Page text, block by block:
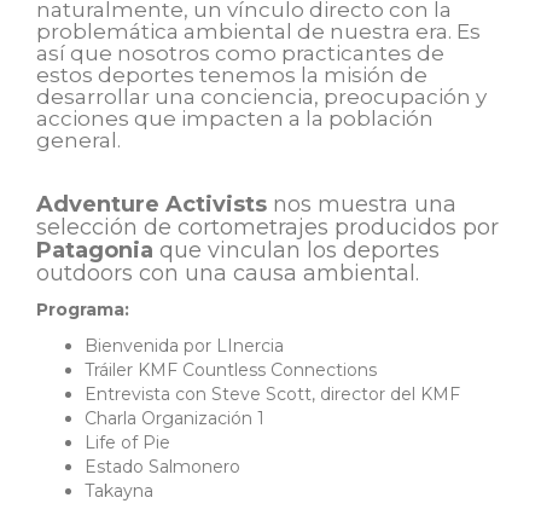
naturalmente, un vínculo directo con la
problemática ambiental de nuestra era. Es
así que nosotros como practicantes de
estos deportes tenemos la misión de
desarrollar una conciencia, preocupación y
acciones que impacten a la población
general.
Adventure Activists nos muestra una
selección de cortometrajes producidos por
Patagonia que vinculan los deportes
outdoors con una causa ambiental.
Programa:
Bienvenida por LInercia
Tráiler KMF Countless Connections
Entrevista con Steve Scott, director del KMF
Charla Organización 1
Life of Pie
Estado Salmonero
Takayna